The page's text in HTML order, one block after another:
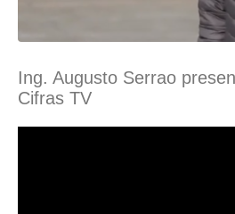
Ing. Augusto Serrao
Cifras TV